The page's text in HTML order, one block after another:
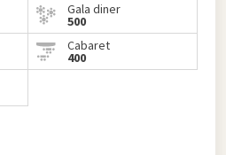
Gala diner
500
Cabaret
400